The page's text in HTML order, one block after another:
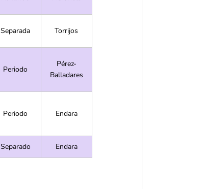
Separada Torrijos
Periodo
Pérez-
Balladares
Periodo Endara
Separado Endara